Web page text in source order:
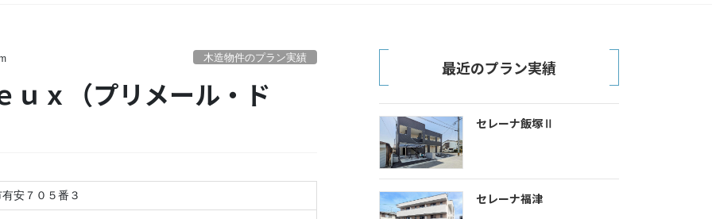
木造物件のプラン実績
ｘ（プリメール・ド
安７０５番３
最近のプラン実績
セレーナ飯塚Ⅱ
セレーナ福津